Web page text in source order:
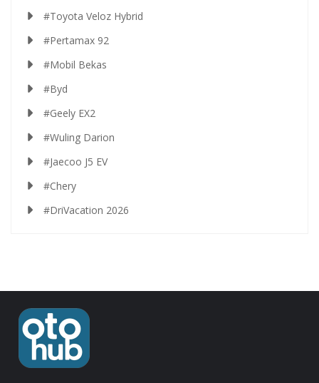
#Toyota Veloz Hybrid
#Pertamax 92
#Mobil Bekas
#Byd
#Geely EX2
#Wuling Darion
#Jaecoo J5 EV
#Chery
#DriVacation 2026